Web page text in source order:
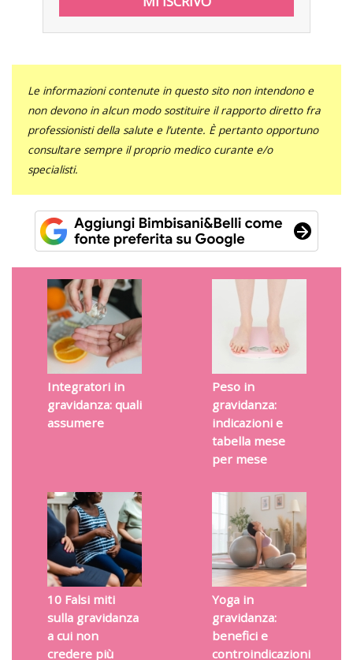
Le informazioni contenute in questo sito non intendono e
non devono in alcun modo sostituire il rapporto diretto fra
professionisti della salute e l’utente. È pertanto opportuno
consultare sempre il proprio medico curante e/o
specialisti.
Integratori in
gravidanza: quali
assumere
Peso in
gravidanza:
indicazioni e
tabella mese
per mese
10 Falsi miti
sulla gravidanza
a cui non
credere più
Yoga in
gravidanza:
benefici e
controindicazioni